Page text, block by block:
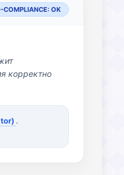
COMPLIANCE: OK
корректно
.